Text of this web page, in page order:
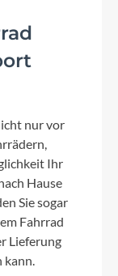
nur vor
Ihr
Hause
Sie sogar
Fahrrad
Lieferung
kann.